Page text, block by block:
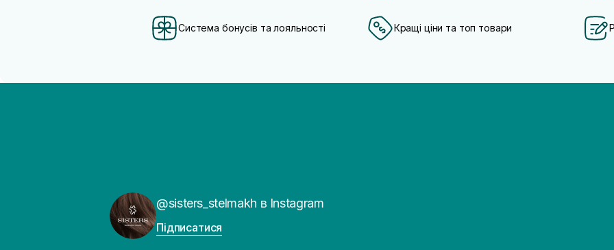
Система бонусів та лояльності Кращі ціни та топ товари
@sisters_stelmakh в Instagram
Підписатися